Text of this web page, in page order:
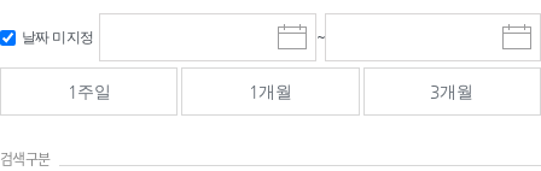
날짜 미지정
시
작
일
선
~
종
료
선
1주일 1개월 3개월
검색구분